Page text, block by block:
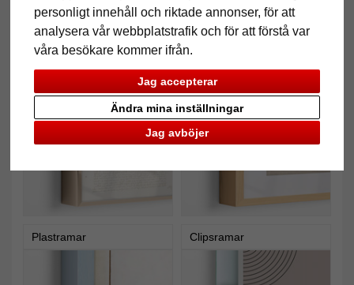
personligt innehåll och riktade annonser, för att
analysera vår webbplatstrafik och för att förstå var
våra besökare kommer ifrån.
Jag accepterar
Jag avböjer
Ändra mina inställningar
aluminiumramar från Nielsen Design
Aluminiumramar Träramar
Plastramar Clipsramar